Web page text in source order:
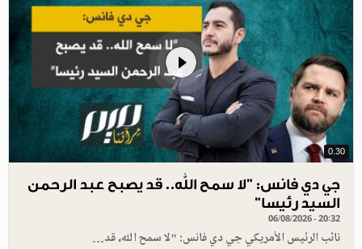
0.30
جي دي فانس: ”لا سمح الله.. قد يصبح عبد الرحمن
السيد رئيسا”
06/08/2026 - 20:32
نائب الرئيس الأمريكي جي دي فانس: "لا سمح الله، قد…